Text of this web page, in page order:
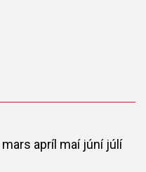
mars apríl maí júní júlí